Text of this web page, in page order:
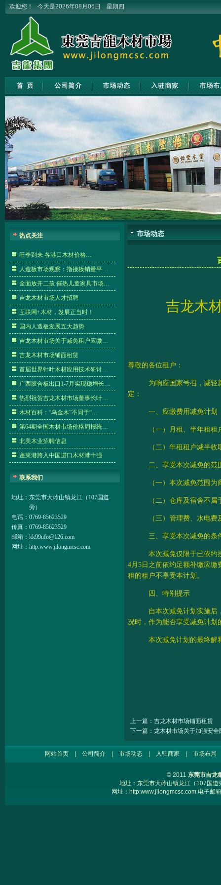
欢迎您！ 今天是2026年08月06日 星期四
热点关注
旺季到来 各港口木材价格…
人造板市场观察：指接板销量平…
全面放开二孩 催热儿童家具市场…
吉龙木材市场人才招聘
互联网+木材，发展正当时！
国内人造板发展五大趋势
吉龙木材市场关于减免租户应缴…
吉龙木材市场铺面租赁
首届世界针叶木材应用技术研讨…
广西胶合板出口1-7月实现稳增长…
热烈祝贺吉龙木材市场董事长叶…
木材百科：“乌金木”不同于“…
第64期全国木材市场价格周报统…
北美木业招聘信息
蓬莱港跨入中国进口木材港十强
联系我们
地址： 东莞市大岭山镇龙江（107国道
旁）
电话： 0769-85623529
传真： 0769-85623529
邮箱： kk99ufo@126.com
网址： http:www.jilongmcsc.com
市场动态
吉龙木
尊敬的各位租户：
为响应国家号召，减轻
定：
一、应缴费用减免计划
（一）月租、半年租租
（二）年租租户减半收
二、享受本次减免的范
（一）本次减免范围为
（二）仓库及宿舍不
（三）管理费、水电
三、享受本次减免的条
本次减免仅限于已依约
4月 5日之前依约足额补缴应缴
租的租户不享受本计划。
四、特别提示
自本次减免计划实施后
况时，作为能否享受减免计划
本次减免计划的最终解
上一篇：吉龙木材市场铺面租赁
下一篇：龙木材市场关于加强安全
网站首页 公司简介 市场动态 入驻商家 市场布局
© 2011 东莞市吉龙
地址：东莞市大岭山镇龙江（107国
网址： http:www.jilongmcsc.com电子邮